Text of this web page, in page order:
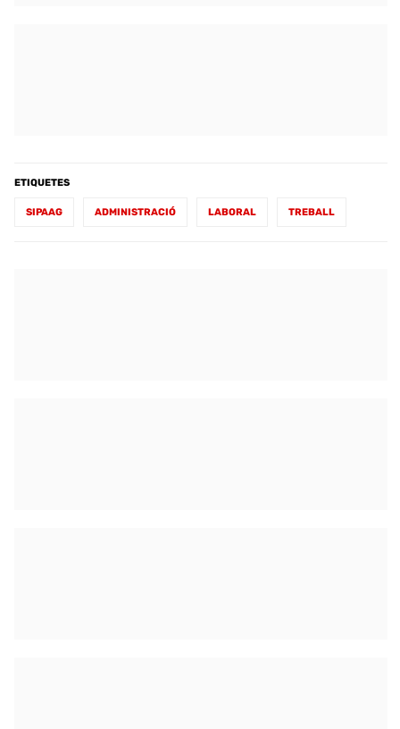
ETIQUETES
SIPAAG ADMINISTRACIÓ LABORAL TREBALL